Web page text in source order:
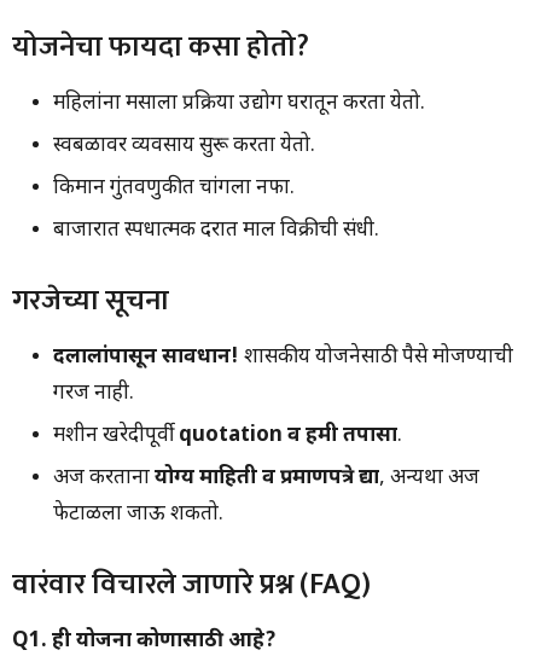
योजनेचा फायदा कसा होतो?
महिलांना मसाला प्रक्रिया उद्योग घरातून करता येतो.
स्वबळावर व्यवसाय सुरू करता येतो.
किमान गुंतवणुकीत चांगला नफा.
बाजारात स्पर्धात्मक दरात माल विक्रीची संधी.
गरजेच्या सूचना
दलालांपासून सावधान! शासकीय योजनेसाठी पैसे मोजण्याची
गरज नाही.
मशीन खरेदीपूर्वीquotation व हमी तपासा.
अर्ज करतानायोग्य माहिती व प्रमाणपत्रे द्या, अन्यथा अर्ज
फेटाळला जाऊ शकतो.
वारंवार विचारले जाणारे प्रश्न (FAQ)
Q1. ही योजना कोणासाठी आहे?